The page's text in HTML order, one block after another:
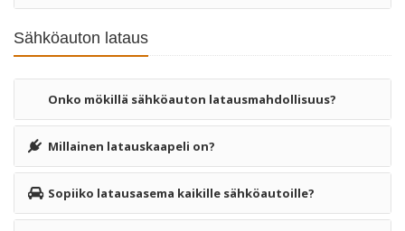
Sähköauton lataus
Onko mökillä sähköauton latausmahdollisuus?
Millainen latauskaapeli on?
Sopiiko latausasema kaikille sähköautoille?